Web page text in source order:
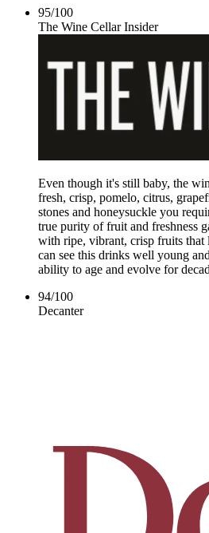
95/100
The Wine Cellar Insider
Even though it's still baby, the
fresh, crisp, pomelo, citrus,
stones and honeysuckle you
true purity of fruit and freshness
with ripe, vibrant, crisp fruits that
can see this drinks well young
ability to age and evolve for
94/100
Decanter